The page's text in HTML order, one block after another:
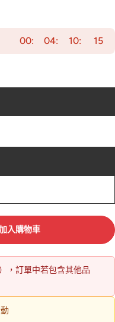
00 04 10 13
入購物車
，訂單中若包含其他品